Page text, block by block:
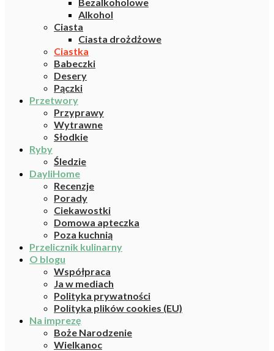
Alkohol
Ciasta
Ciasta drożdżowe
Ciastka
Babeczki
Desery
Pączki
Przetwory
Przyprawy
Wytrawne
Słodkie
Ryby
Śledzie
DayliHome
Recenzje
Porady
Ciekawostki
Domowa apteczka
Poza kuchnią
Przelicznik kulinarny
O blogu
Współpraca
Ja w mediach
Polityka prywatności
Polityka plików cookies (EU)
Na imprezę
Boże Narodzenie
Wielkanoc